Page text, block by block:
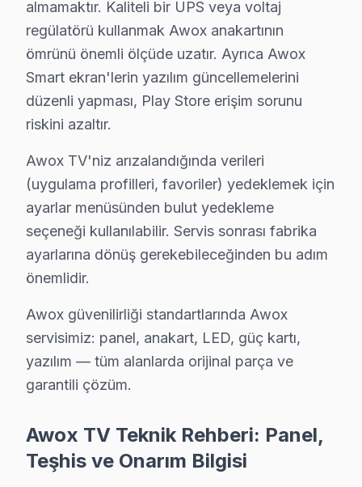
Bahçelievler Awox TV Servisi – Sık Sorulan
Bahçelievler'de Awox televizyon paneli arıza
C: Bahçelievler'de arıza türüne göre değişir:
S: Fabrika Servis Awox yetkili servisi midir?
C: Bahçelievler'de resmi anlamda marka yetkili
C: Bahçelievler servisimizde yalnızca orijinal ve
S: Bahçelievler'de Awox televizyon tamiri ne kadar
C: Bahçelievler'de yazılım ve güç sorunları
S: Bahçelievler'de arıza tespiti ücretsiz mi?
C: Evet, Bahçelievler'de tamamen ücretsizdir. Teklif
C: Evet, Bahçelievler genelinde ücretsiz kapıdan
S: Bahçelievler'de Awox Smart ekran yazılım
C: Evet; Bahçelievler servisimizde Android TV, Tizen,
C: Bahçelievler servisimizde Awox Uydu kanal arama
S: Bahçelievler'de Awox 4K modeli modelinde hangi
C: Bahçelievler'de Awox 4K modeli modelinde Uydu
almamaktır. Kaliteli bir UPS veya voltaj
regülatörü kullanmak Awox anakartının
ömrünü önemli ölçüde uzatır. Ayrıca Awox
Smart ekran'lerin yazılım güncellemelerini
düzenli yapması, Play Store erişim sorunu
riskini azaltır.
Awox TV'niz arızalandığında verileri
(uygulama profilleri, favoriler) yedeklemek için
ayarlar menüsünden bulut yedekleme
seçeneği kullanılabilir. Servis sonrası fabrika
ayarlarına dönüş gerekebileceğinden bu adım
önemlidir.
Awox güvenilirliği standartlarında Awox
servisimiz: panel, anakart, LED, güç kartı,
yazılım — tüm alanlarda orijinal parça ve
garantili çözüm.
Awox TV Teknik Rehberi: Panel,
Teşhis ve Onarım Bilgisi